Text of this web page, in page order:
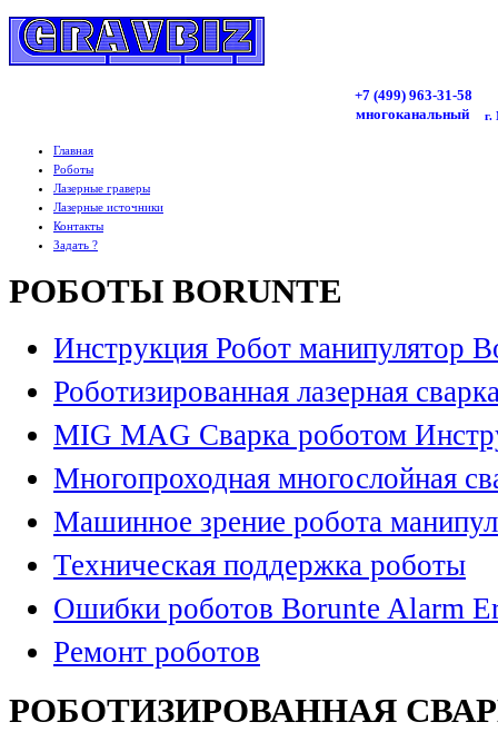
+7 (499) 963-31-58
многоканальный
г.
Главная
Роботы
Лазерные граверы
Лазерные источники
Контакты
Задать ?
РОБОТЫ BORUNTE
Инструкция Робот манипулятор
Роботизированная лазерная
MIG MAG Сварка роботом
Многопроходная многослойная
Машинное зрение робота
Техническая поддержка роботы
Ошибки роботов Borunte Alarm
Ремонт роботов
РОБОТИЗИРОВАННАЯ